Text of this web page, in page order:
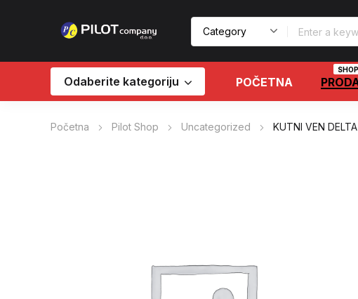
Odaberite kategoriju POČETNA
SHOP
Početna Pilot Shop Uncategorized KUTNI VEN